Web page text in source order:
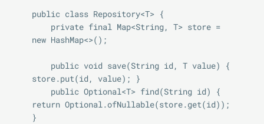
public class Repository<T> {
new HashMap<>();
store.put(id, value); }
return Optional.ofNullable(store.get(id));
}